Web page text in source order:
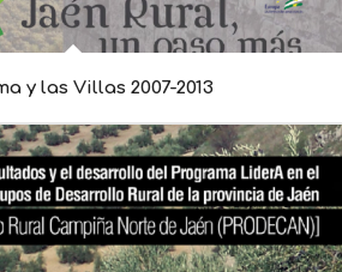
y las Villas 2007-2013